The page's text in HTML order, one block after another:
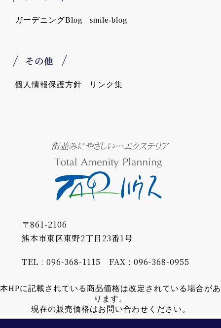
ガーデニングBlog smile-blog
その他
個人情報保護方針 リンク集
〒861-2106
熊本市東区東野2丁目23番1号
TEL : 096-368-1115 FAX : 096-368-0955
本HPに記載されている商品価格は改定されている場合があ
ります。
現在の販売価格はお問い合わせください。